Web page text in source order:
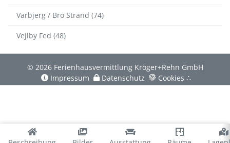
Varbjerg / Bro Strand (74)
Vejlby Fed (48)
© 2026 Ferienhausvermittlung Kröger+Rehn GmbH
Impressum
Datenschutz Cookies ∴